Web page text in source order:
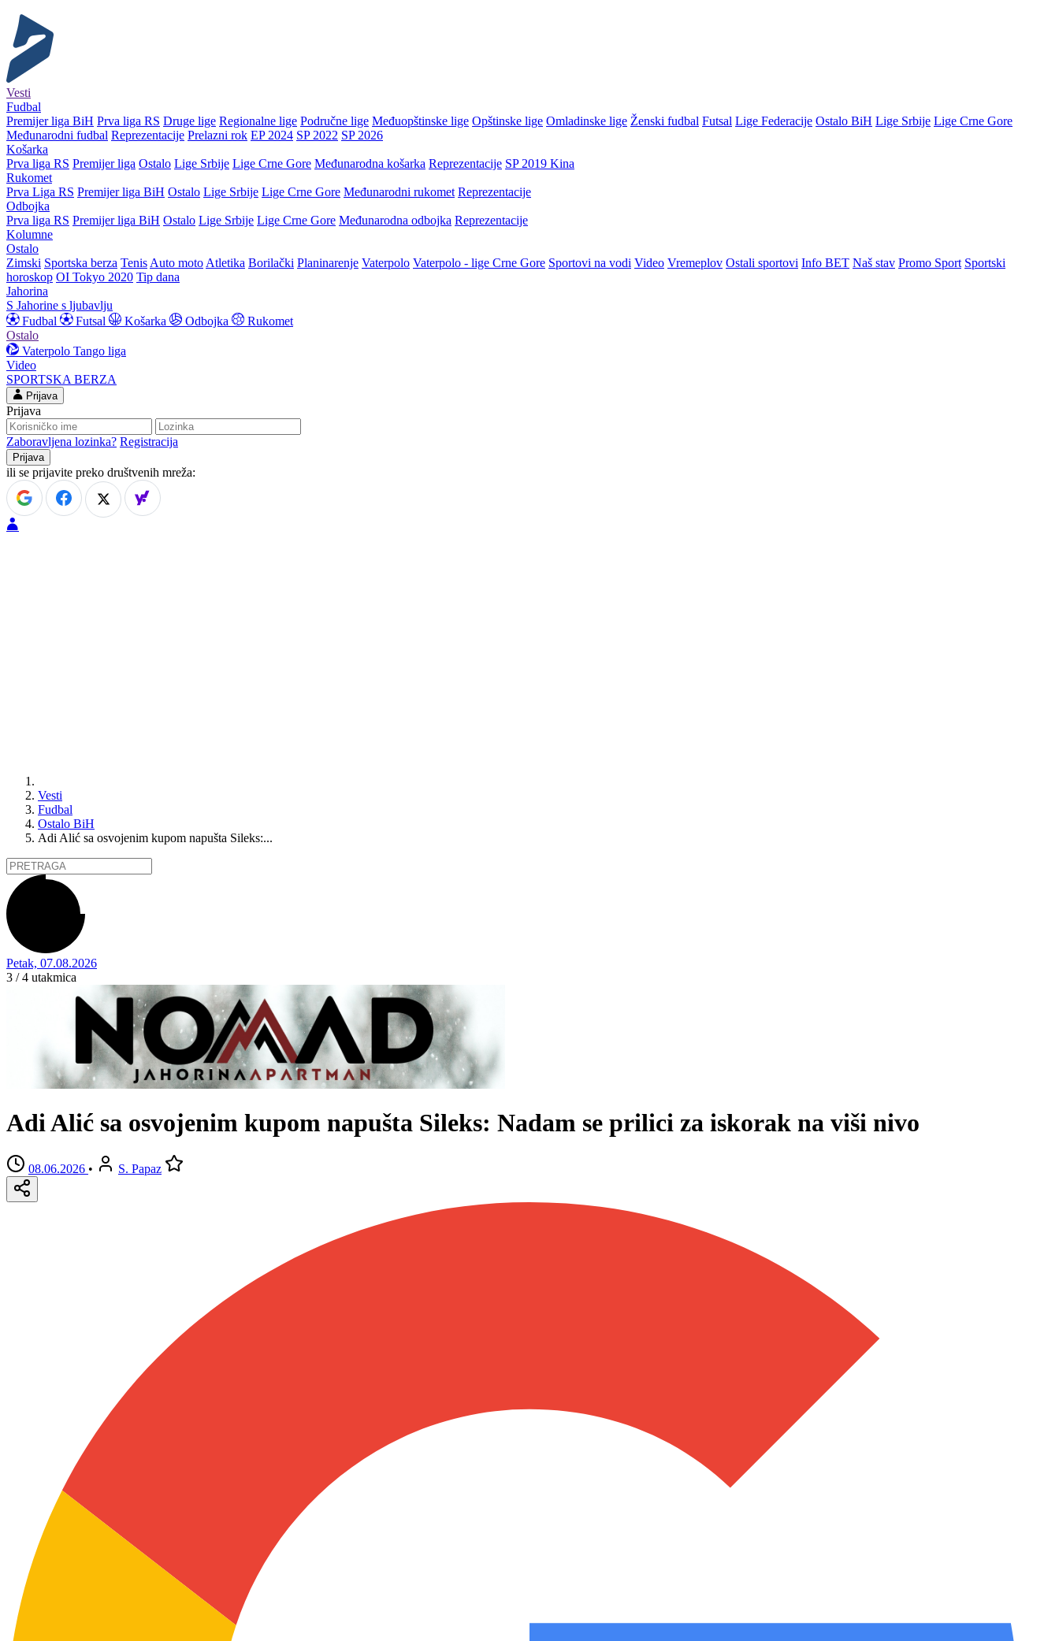
Vesti
Fudbal
Premijer liga BiH Prva liga RS Druge lige Regionalne lige Područne lige Međuopštinske lige Opštinske lige Omladinske lige Ženski fudbal Futsal Lige Federacije Ostalo BiH Lige Srbije Lige Crne Gore
Međunarodni fudbal Reprezentacije Prelazni rok EP 2024 SP 2022 SP 2026
Košarka
Prva liga RS Premijer liga Ostalo Lige Srbije Lige Crne Gore Međunarodna košarka Reprezentacije SP 2019 Kina
Rukomet
Prva Liga RS Premijer liga BiH Ostalo Lige Srbije Lige Crne Gore Međunarodni rukomet Reprezentacije
Odbojka
Prva liga RS Premijer liga BiH Ostalo Lige Srbije Lige Crne Gore Međunarodna odbojka Reprezentacije
Kolumne
Ostalo
Zimski Sportska berza Tenis Auto moto Atletika Borilački Planinarenje Vaterpolo Vaterpolo - lige Crne Gore Sportovi na vodi Video Vremeplov Ostali sportovi Info BET Naš stav Promo Sport Sportski
horoskop OI Tokyo 2020 Tip dana
Jahorina
S Jahorine s ljubavlju
Fudbal
Futsal Košarka Odbojka
Rukomet
Ostalo
Vaterpolo Tango liga
Video
SPORTSKA BERZA
Prijava
Prijava
Zaboravljena lozinka? Registracija
ili se prijavite preko društvenih mreža:
Vesti
Fudbal
Ostalo BiH
Adi Alić sa osvojenim kupom napušta Sileks:...
Petak, 07.08.2026
3 / 4 utakmica
Adi Alić sa osvojenim kupom napušta Sileks: Nadam se prilici za iskorak na viši nivo
08.06.2026 • S. Papaz